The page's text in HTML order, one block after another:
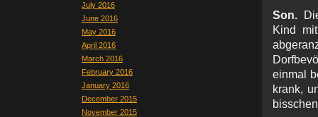
July 2016
June 2016
May 2016
April 2016
March 2016
February 2016
January 2016
December 2015
November 2015
Son.
Kind
einmal
krank,